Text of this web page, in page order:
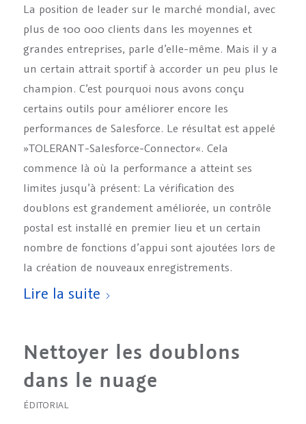
La position de leader sur le marché mondial, avec
plus de 100 000 clients dans les moyennes et
grandes entreprises, parle d’elle-même. Mais il y a
un certain attrait sportif à accorder un peu plus le
champion. C’est pourquoi nous avons conçu
certains outils pour améliorer encore les
performances de Salesforce. Le résultat est appelé
»TOLERANT-Salesforce-Connector«. Cela
commence là où la performance a atteint ses
limites jusqu’à présent: La vérification des
doublons est grandement améliorée, un contrôle
postal est installé en premier lieu et un certain
nombre de fonctions d’appui sont ajoutées lors de
la création de nouveaux enregistrements.
Lire la suite
Nettoyer les doublons
dans le nuage
ÉDITORIAL